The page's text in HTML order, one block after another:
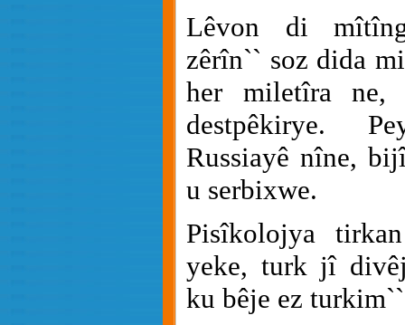
Lêvon di
zêrîn`` soz dida
her miletîra
destpêkirye.
Russiayê nîne,
u serbixwe.
Pisîkolojya
yeke, turk jî
ku bêje ez